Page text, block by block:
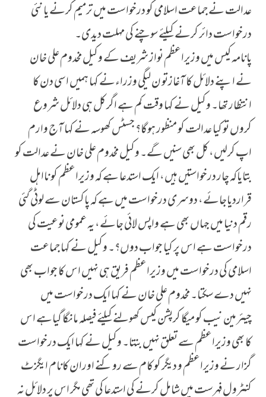
عدالت نے جماعت اسلامی کو درخواست میں ترمیم کرنے یا نئی
درخواست دائر کرنے کیلئے سوچنے کی مہلت دیدی۔
پانامہ کیس میں وزیراعظم نواز شریف کے وکیل مخدوم علی خان
نے اپنے دلائل کا آغازتو ن لیگی وزراءنے کہا ہمیں اسی دن کا
انتظار تھا۔ وکیل نے کہا وقت کم ہے اگر کل ہی دلائل شروع
کروں تو کیا عدالت کو منظور ہوگا؟ جسٹس کھوسہ نے کہا آج وارم
اپ کرلیں، کل بھی سنیں گے۔ وکیل مخدوم علی خان نے عدالت کو
بتایاکہ چار درخواستیں ہیں، ایک استدعا ہے کہ وزیراعظم کو نااہل
قراردیاجائے، دوسری درخواست میں ہے کہ پاکستان سے لوٹی گئی
رقم دنیا میں جہاں بھی ہے واپس لائی جائے، یہ عمومی نوعیت کی
درخواست ہے اس پر کیا جواب دوں؟۔ وکیل نے کہا جماعت
اسلامی کی درخواست میں وزیراعظم فریق ہی نہیں اس کا جواب بھی
نہیں دے سکتا۔ مخدوم علی خان نے کہا ایک درخواست میں
چیئرمین نیب کو میگا کرپشن کیس کھولنے کیلئے فیصلہ مانگا گیاہے اس
کا بھی وزیراعظم سے تعلق نہیں بنتا۔ وکیل نے کہا ایک درخواست
گزار نے وزیراعظم و دیگر کو کام سے روکنے اوران کانام ایگزٹ
کنٹرول فہرست میں شامل کرنے کی استدعا کی تھی مگر اس پر دلائل نہ